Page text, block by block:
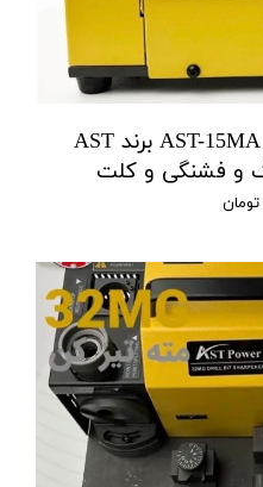
دستگاه مته تیزکن مدل AST-15MA برند AST